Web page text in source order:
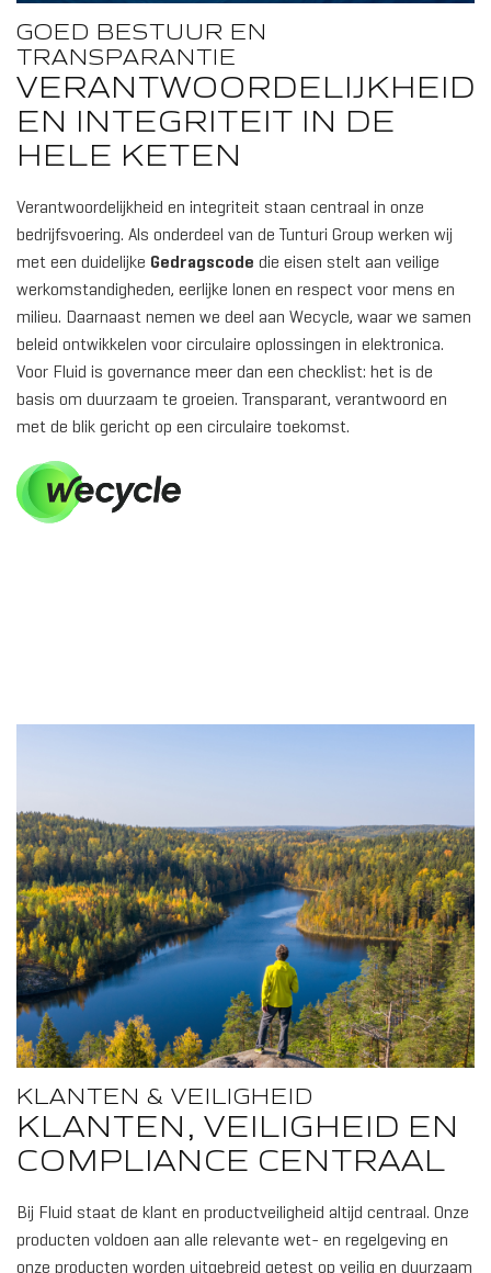
GOED BESTUUR EN
TRANSPARANTIE
VERANTWOORDELIJKHEID
EN INTEGRITEIT IN DE
HELE KETEN
Verantwoordelijkheid en integriteit staan centraal in onze
bedrijfsvoering. Als onderdeel van de Tunturi Group werken wij
met een duidelijke Gedragscode die eisen stelt aan veilige
werkomstandigheden, eerlijke lonen en respect voor mens en
milieu. Daarnaast nemen we deel aan Wecycle, waar we samen
beleid ontwikkelen voor circulaire oplossingen in elektronica.
Voor Fluid is governance meer dan een checklist: het is de
basis om duurzaam te groeien. Transparant, verantwoord en
met de blik gericht op een circulaire toekomst.
KLANTEN & VEILIGHEID
KLANTEN, VEILIGHEID EN
COMPLIANCE CENTRAAL
Bij Fluid staat de klant en productveiligheid altijd centraal. Onze
producten voldoen aan alle relevante wet- en regelgeving en
onze producten worden uitgebreid getest op veilig en duurzaam